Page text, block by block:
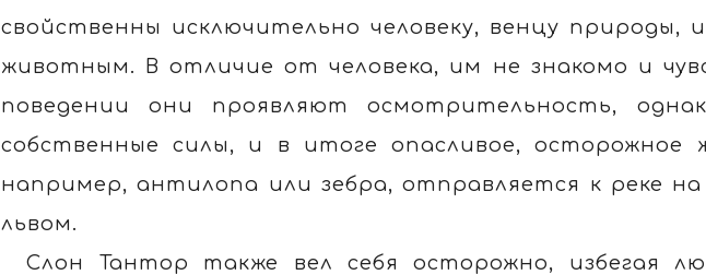
свойственны исключительно человеку, венцу природы,
животным. В отличие от человека, им не знакомо и
поведении они проявляют осмотрительность,
собственные силы, и в итоге опасливое, осторожное
например, антилопа или зебра, отправляется к реке на
львом.
Слон Тантор также вел себя осторожно, избегая